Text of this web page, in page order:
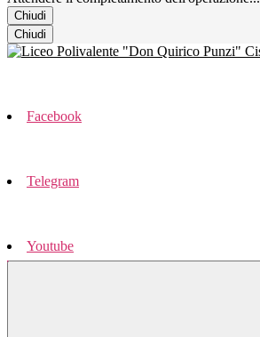
Chiudi
Chiudi
Facebook
Telegram
Youtube